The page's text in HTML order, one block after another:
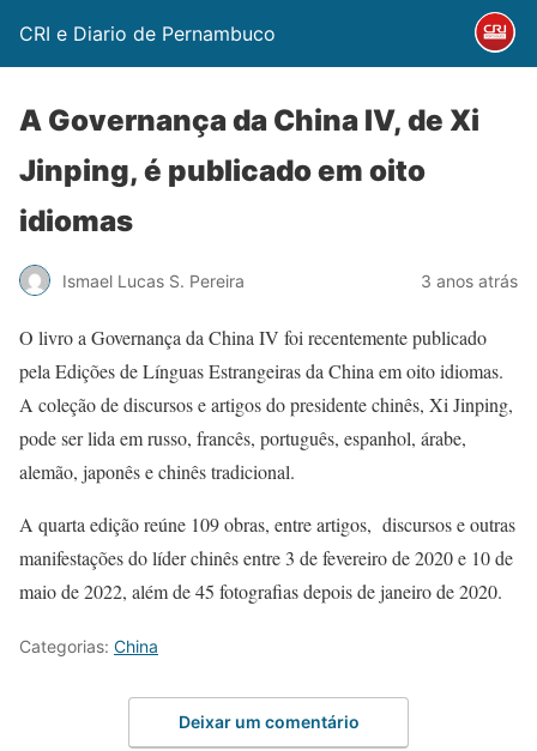
CRI e Diario de Pernambuco
A Governança da China IV, de Xi
Jinping, é publicado em oito
idiomas
Ismael Lucas S. Pereira 3 anos atrás
O livro a Governança da China IV foi recentemente publicado
pela Edições de Línguas Estrangeiras da China em oito idiomas.
A coleção de discursos e artigos do presidente chinês, Xi Jinping,
pode ser lida em russo, francês, português, espanhol, árabe,
alemão, japonês e chinês tradicional.
A quarta edição reúne 109 obras, entre artigos, discursos e outras
manifestações do líder chinês entre 3 de fevereiro de 2020 e 10 de
maio de 2022, além de 45 fotografias depois de janeiro de 2020.
Categorias: China
Deixar um comentário